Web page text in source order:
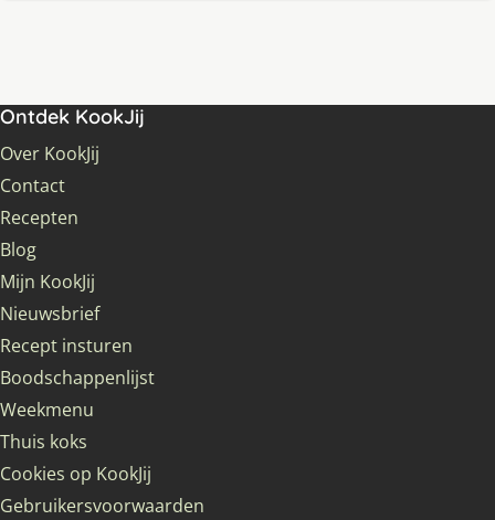
Ontdek KookJij
Over KookJij
Contact
Recepten
Blog
Mijn KookJij
Nieuwsbrief
Recept insturen
Boodschappenlijst
Weekmenu
Thuis koks
Cookies op KookJij
Gebruikersvoorwaarden